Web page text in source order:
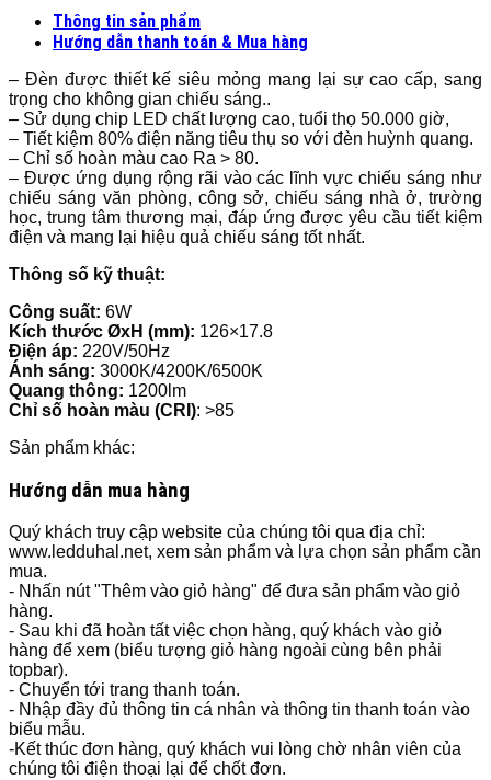
Thông tin sản phẩm
Hướng dẫn thanh toán & Mua hàng
– Đèn được thiết kế siêu mỏng mang lại sự cao cấp, sang
trọng cho không gian chiếu sáng..
– Sử dụng chip LED chất lượng cao, tuổi thọ 50.000 giờ,
– Tiết kiệm 80% điện năng tiêu thụ so với đèn huỳnh quang.
– Chỉ số hoàn màu cao Ra > 80.
– Được ứng dụng rộng rãi vào các lĩnh vực chiếu sáng như
chiếu sáng văn phòng, công sở, chiếu sáng nhà ở, trường
học, trung tâm thương mại, đáp ứng được yêu cầu tiết kiệm
điện và mang lại hiệu quả chiếu sáng tốt nhất.
Thông số kỹ thuật:
Công suất: 6W
Kích thước ØxH (mm): 126×17.8
Điện áp: 220V/50Hz
Ánh sáng: 3000K/4200K/6500K
Quang thông: 1200lm
Chỉ số hoàn màu (CRI): >85
Sản phẩm khác:
Hướng dẫn mua hàng
Quý khách truy cập website của chúng tôi qua địa chỉ:
www.ledduhal.net, xem sản phẩm và lựa chọn sản phẩm cần
mua.
- Nhấn nút "Thêm vào giỏ hàng" để đưa sản phẩm vào giỏ
hàng.
- Sau khi đã hoàn tất việc chọn hàng, quý khách vào giỏ
hàng để xem (biểu tượng giỏ hàng ngoài cùng bên phải
topbar).
- Chuyển tới trang thanh toán.
- Nhập đầy đủ thông tin cá nhân và thông tin thanh toán vào
biểu mẫu.
-Kết thúc đơn hàng, quý khách vui lòng chờ nhân viên của
chúng tôi điện thoại lại để chốt đơn.